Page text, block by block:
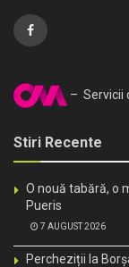
– Servicii
Stiri Recente
O nouă tabără, o
Pueris
7 AUGUST 2026
Percheziții la